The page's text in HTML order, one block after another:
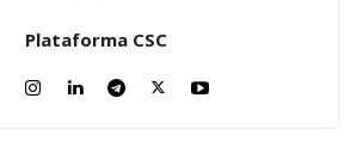
Plataforma CSC